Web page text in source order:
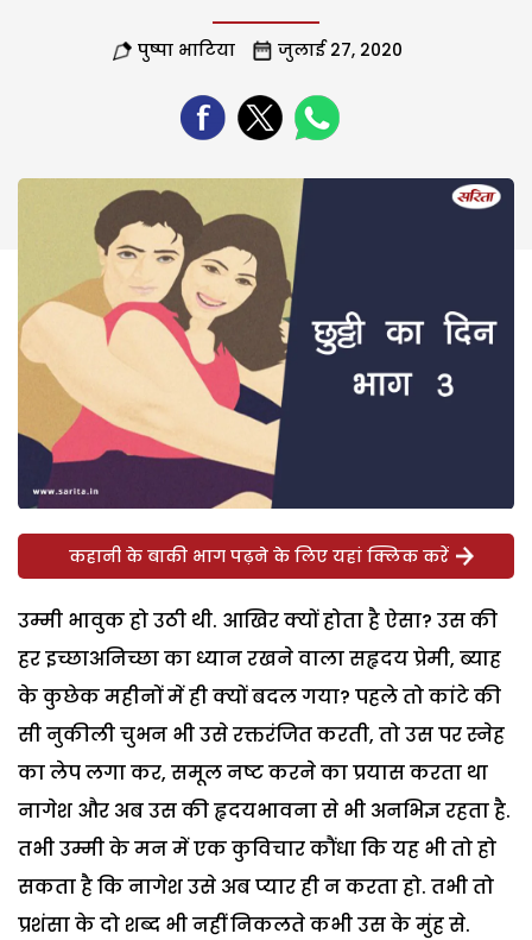
पुष्पा भाटिया जुलाई 27, 2020
कहानी के बाकी भाग पढ़ने के लिए यहां क्लिक करें
उम्मी भावुक हो उठी थी. आखिर क्यों होता है ऐसा? उस की
हर इच्छाअनिच्छा का ध्यान रखने वाला सहृदय प्रेमी, ब्याह
के कुछेक महीनों में ही क्यों बदल गया? पहले तो कांटे की
सी नुकीली चुभन भी उसे रक्तरंजित करती, तो उस पर स्नेह
का लेप लगा कर, समूल नष्ट करने का प्रयास करता था
नागेश और अब उस की हृदयभावना से भी अनभिज्ञ रहता है.
तभी उम्मी के मन में एक कुविचार कौंधा कि यह भी तो हो
सकता है कि नागेश उसे अब प्यार ही न करता हो. तभी तो
प्रशंसा के दो शब्द भी नहीं निकलते कभी उस के मुंह से.